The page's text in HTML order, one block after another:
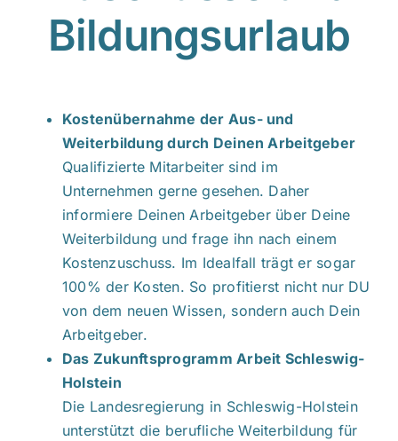
Bildungsurlaub
Kostenübernahme der Aus- und
Weiterbildung durch Deinen Arbeitgeber
Qualifizierte Mitarbeiter sind im
Unternehmen gerne gesehen. Daher
informiere Deinen Arbeitgeber über Deine
Weiterbildung und frage ihn nach einem
Kostenzuschuss. Im Idealfall trägt er sogar
100% der Kosten. So profitierst nicht nur DU
von dem neuen Wissen, sondern auch Dein
Arbeitgeber.
Das Zukunftsprogramm Arbeit Schleswig-
Holstein
Die Landesregierung in Schleswig-Holstein
unterstützt die berufliche Weiterbildung für